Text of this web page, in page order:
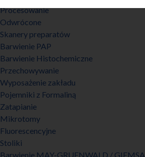
Procesowanie
Odwrócone
Skanery preparatów
Barwienie PAP
Barwienie Histochemiczne
Przechowywanie
Wyposażenie zakładu
Pojemniki z Formaliną
Zatapianie
Mikrotomy
Fluorescencyjne
Stoliki
Barwienie MAY-GRUENWALD / GIEMSA